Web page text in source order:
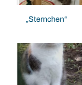
„Sternchen“